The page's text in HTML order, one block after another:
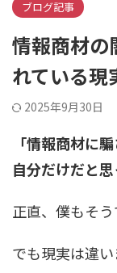
ブログ記事
情報商材
れている現
2025年9月30日
「情報商材に
自分だけだと思
正直、僕もそう
でも現実は違い